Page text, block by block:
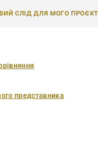
СЛІД ДЛЯ МОГО
представника